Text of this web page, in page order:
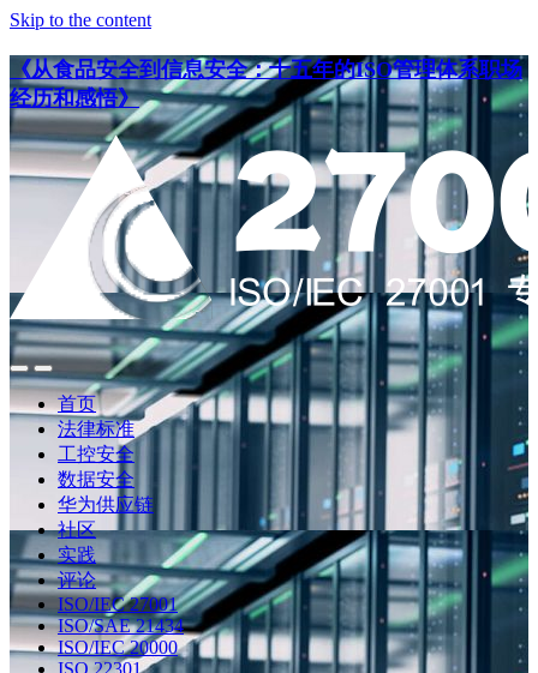
Skip to the content
《从食品安全到信息安全：十五年的ISO管理体系职场
经历和感悟》
点
此
搜
点
此
查
导
航
首页
法律标准
工控安全
数据安全
华为供应链
社区
实践
评论
ISO/IEC 27001
ISO/SAE 21434
ISO/IEC 20000
ISO 22301